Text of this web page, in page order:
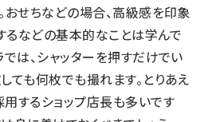
おせちなどの場合、高級感を印象
などの基本的なことは学んで
では、シャッターを押すだけでい
ても何枚でも撮れます。とりあえ
するショップ店長も多いです